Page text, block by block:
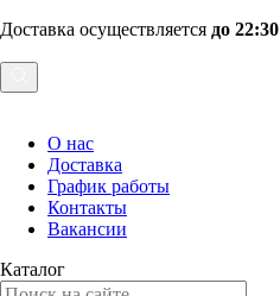
Доставка осуществляется до 22:30
О нас
Доставка
График работы
Контакты
Вакансии
Каталог